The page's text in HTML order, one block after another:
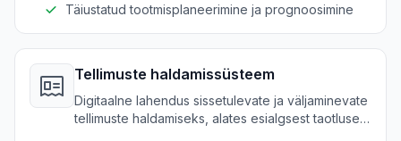
Täiustatud tootmisplaneerimine ja prognoosimine
Tellimuste haldamissüsteem
Digitaalne lahendus sissetulevate ja väljaminevate
tellimuste haldamiseks, alates esialgsest taotlusest